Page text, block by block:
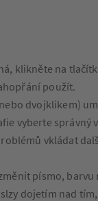
klikněte na
použít.
dvojklikem)
vyberte správný
vkládat
písmo,
dojetím nad